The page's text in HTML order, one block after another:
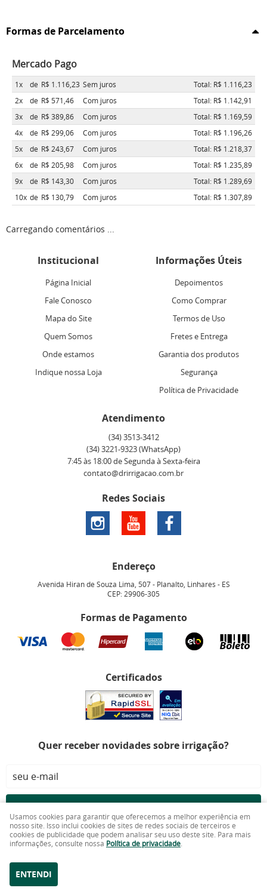
Formas de Parcelamento
Mercado Pago
1x de R$ 1.116,23 Sem juros
Total: R$ 1.116,23
2x
de R$ 571,46 Com juros
Total: R$ 1.142,91
3x
de R$ 389,86 Com juros
Total: R$ 1.169,59
4x
de R$ 299,06 Com juros
Total: R$ 1.196,26
5x
de R$ 243,67 Com juros
Total: R$ 1.218,37
6x
de R$ 205,98 Com juros
Total: R$ 1.235,89
9x
de R$ 143,30 Com juros
Total: R$ 1.289,69
10x de R$ 130,79 Com juros Total: R$ 1.307,89
Carregando comentários ...
Institucional
Página Inicial
Fale Conosco
Mapa do Site
Quem Somos
Onde estamos
Indique nossa Loja
Informações Úteis
Depoimentos
Como Comprar
Termos de Uso
Fretes e Entrega
Garantia dos produtos
Segurança
Política de Privacidade
Atendimento
(34)3513-3412
(34)3221-9323(WhatsApp)
7:45 às 18:00 de Segunda à Sexta-feira
contato@drirrigacao.com.br
Redes Sociais
Endereço
Avenida Hiran de Souza Lima, 507- Planalto, Linhares - ES
CEP: 29906-305
Formas de Pagamento
Certificados
Quer receber novidades sobre irrigação?
CADASTRAR
Doutor Irrigação LTDA CNPJ: 26.095.415/0001-80
Usamos cookies para garantir que oferecemos a melhor experiência em
nosso site. Isso inclui cookies de sites de redes sociais de terceiros e
cookies de publicidade que podem analisar seu uso deste site. Para mais
informações, consulte nossa Política de privacidade
ENTENDI